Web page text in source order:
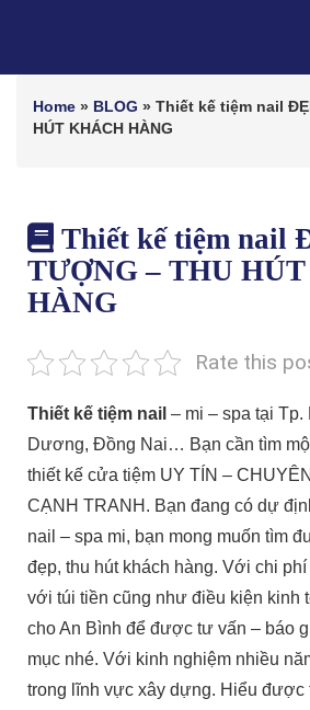
Home » BLOG » Thiết kế tiệm nail
HÚT KHÁCH HÀNG
Thiết kế tiệm nail
TƯỢNG – THU
HÀNG
Rate this
Thiết kế tiệm nail – mi – spa tại
Dương, Đồng Nai… Bạn cần tìm
thiết kế cửa tiệm UY TÍN –
CẠNH TRANH. Bạn đang có dự
nail – spa mi, bạn mong muốn tìm
đẹp, thu hút khách hàng. Với chi
với túi tiền cũng như điều kiện kinh
cho An Bình để được tư vấn – báo
mục nhé. Với kinh nghiệm nhiều
trong lĩnh vực xây dựng. Hiểu được